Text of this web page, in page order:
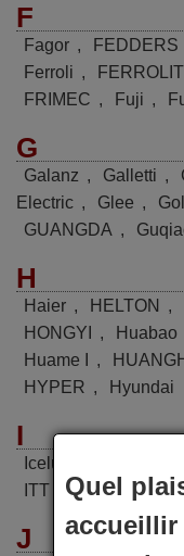
F
Fagor , FEDDERS
Ferroli , FERROLIT
FRIMEC , Fuji ,
G
Galanz , Galletti ,
Electric , Glee ,
GUANGDA ,
H
Haier , HELTON ,
HONGYI
, Huabao
Huame I
,
HYPER , Hyundai
I
Iceluxe
ITT
J
Quel
accueillir